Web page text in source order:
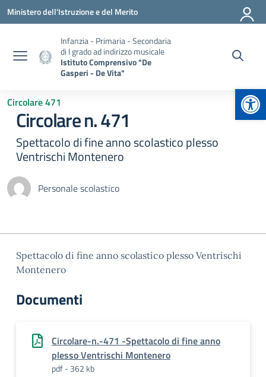
Vai ai contenuti
Vai al menu di navigazione
Vai al footer
Ministero dell'Istruzione e del Merito
Infanzia - Primaria - Secondaria
di I grado ad indirizzo musicale
Istituto Comprensivo "De
Gasperi - De Vita"
Circolare 471
Circolare n. 471
Spettacolo di fine anno scolastico plesso
Ventrischi Montenero
Personale scolastico
Spettacolo di fine anno scolastico plesso Ventrischi
Montenero
Documenti
Circolare-n.-471 -Spettacolo di fine anno
plesso Ventrischi Montenero
pdf - 362 kb